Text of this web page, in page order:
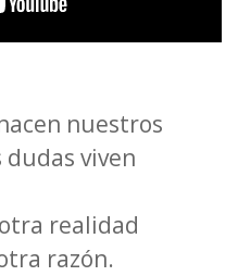
nuestros
viven
realidad
razón.